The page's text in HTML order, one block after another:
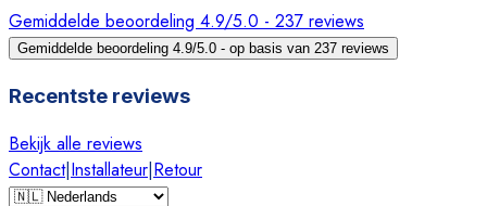
Gemiddelde beoordeling 4.9/5.0 - 237 reviews
Gemiddelde beoordeling 4.9/5.0 - op basis van 237 reviews
Recentste reviews
Bekijk alle reviews
Contact|Installateur|Retour